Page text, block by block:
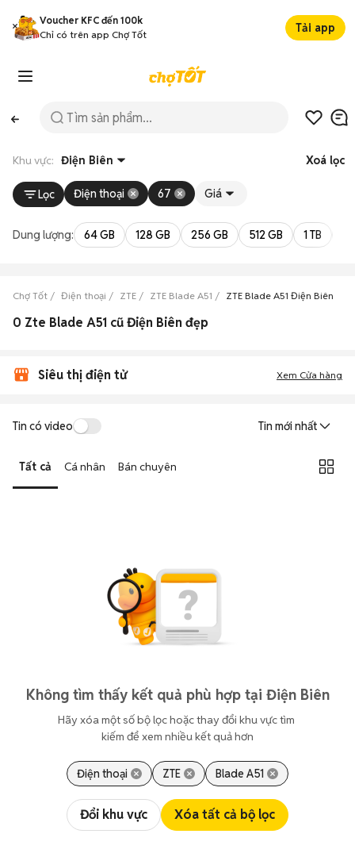
Voucher KFC đến 100k
Chỉ có trên app Chợ Tốt
Tải app
Khu vực: Điện Biên Xoá lọc
Lọc Điện thoại 67 Giá
Dung lượng: 64 GB 128 GB 256 GB 512 GB 1 TB
Chợ Tốt Điện thoại ZTE ZTE Blade A51 ZTE Blade A51 Điện Biên
0 Zte Blade A51 cũ Điện Biên đẹp
Siêu thị điện tử Xem Cửa hàng
Tin có video Tin mới nhất
Tất cả Cá nhân Bán chuyên
Không tìm thấy kết quả phù hợp tại Điện Biên
Hãy xóa một số bộ lọc hoặc thay đổi khu vực tìm
kiếm để xem nhiều kết quả hơn
Điện thoại ZTE Blade A51
Đổi khu vực Xóa tất cả bộ lọc